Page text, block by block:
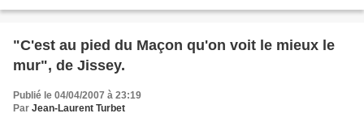
"C'est au pied du Maçon qu'on voit le mieux le
mur", de Jissey.
Publié le 04/04/2007 à 23:19
Par Jean-Laurent Turbet